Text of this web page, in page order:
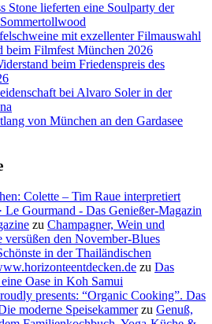
Stone lieferten eine Soulparty der
mit exzellenter Filmauswahl
beim Filmfest München 2026
beim Friedenspreis des
bei Alvaro Soler in der
von München an den Gardasee
Colette – Tim Raue interpretiert
Le Gourmand - Das Genießer-Magazin
zu Champagner, Wein und
versüßen den November-Blues
in der Thailändischen
zu Das
Oase in Koh Samui
presents: “Organic Cooking”. Das
moderne Speisekammerzu Genuß,